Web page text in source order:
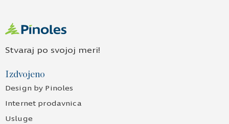
Stvaraj po svojoj meri!
Izdvojeno
Design by Pinoles
Internet prodavnica
Usluge